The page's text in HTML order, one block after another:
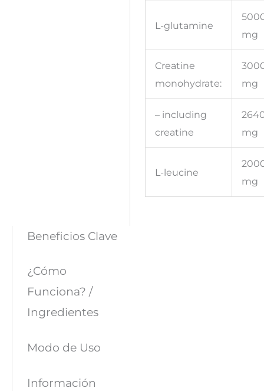
L-glutamine
mg
Creatine
monohydrate:
mg
– including
creatine
mg
L-leucine
mg
Beneficios Clave
¿Cómo
Funciona? /
Ingredientes
Modo de Uso
Información